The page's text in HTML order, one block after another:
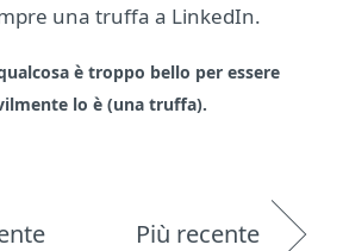
una truffa a LinkedIn.
è troppo bello per essere
lo è (una truffa).
Più recente